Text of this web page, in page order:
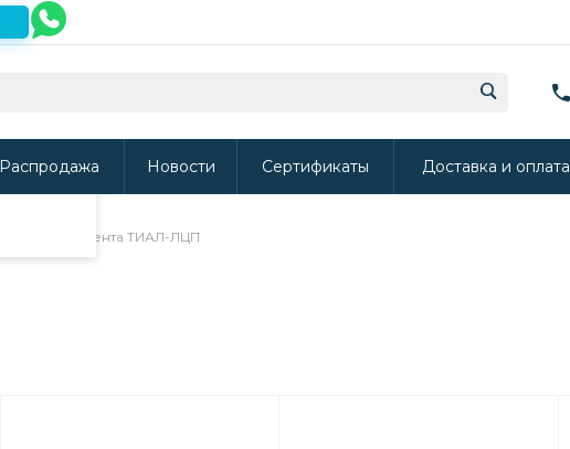
Распродажа Новости Сертификаты Доставка и оплата
Лента ТИАЛ-ЛЦП